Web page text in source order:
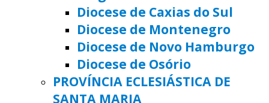
Diocese de Caxias do Sul
Diocese de Montenegro
Diocese de Novo Hamburgo
Diocese de Osório
PROVÍNCIA ECLESIÁSTICA DE
SANTA MARIA